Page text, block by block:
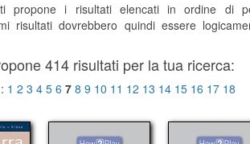
propone i risultati elencati in ordine di
risultati dovrebbero quindi essere
414 risultati per la tua ricerca:
1 2 3 4 5 6 7 8 9 10 11 12 13 14 15 16 17 18